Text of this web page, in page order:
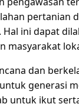
pertanian
ini dapat
masyarakat
dan
generasi
untuk ikut